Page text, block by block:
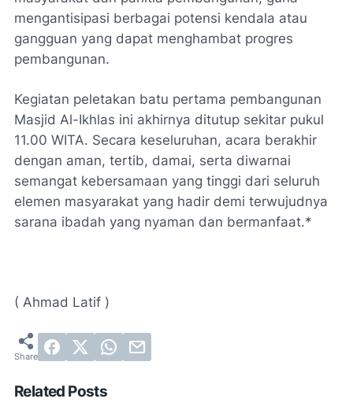
mengantisipasi berbagai potensi kendala atau
gangguan yang dapat menghambat progres
pembangunan.
Kegiatan peletakan batu pertama pembangunan
Masjid Al-Ikhlas ini akhirnya ditutup sekitar pukul
11.00 WITA. Secara keseluruhan, acara berakhir
dengan aman, tertib, damai, serta diwarnai
semangat kebersamaan yang tinggi dari seluruh
elemen masyarakat yang hadir demi terwujudnya
sarana ibadah yang nyaman dan bermanfaat.*
( Ahmad Latif )
Related Posts